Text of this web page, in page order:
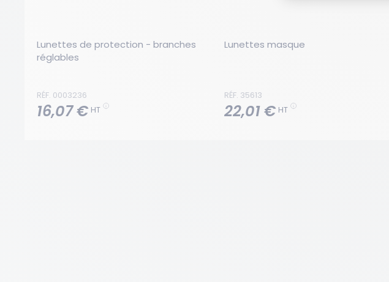
Lunettes de protection - branches
réglables
RÉF. 0003236
16,07 € HT
Lunettes masque
RÉF. 35613
22,01 € HT